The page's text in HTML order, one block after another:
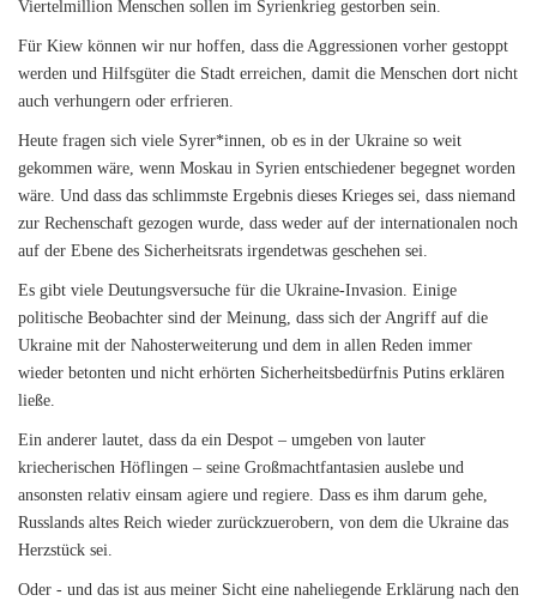
Viertelmillion Menschen sollen im Syrienkrieg gestorben sein.
Für Kiew können wir nur hoffen, dass die Aggressionen vorher gestoppt
werden und Hilfsgüter die Stadt erreichen, damit die Menschen dort nicht
auch verhungern oder erfrieren.
Heute fragen sich viele Syrer*innen, ob es in der Ukraine so weit
gekommen wäre, wenn Moskau in Syrien entschiedener begegnet worden
wäre. Und dass das schlimmste Ergebnis dieses Krieges sei, dass niemand
zur Rechenschaft gezogen wurde, dass weder auf der internationalen noch
auf der Ebene des Sicherheitsrats irgendetwas geschehen sei.
Es gibt viele Deutungsversuche für die Ukraine-Invasion. Einige
politische Beobachter sind der Meinung, dass sich der Angriff auf die
Ukraine mit der Nahosterweiterung und dem in allen Reden immer
wieder betonten und nicht erhörten Sicherheitsbedürfnis Putins erklären
ließe.
Ein anderer lautet, dass da ein Despot – umgeben von lauter
kriecherischen Höflingen – seine Großmachtfantasien auslebe und
ansonsten relativ einsam agiere und regiere. Dass es ihm darum gehe,
Russlands altes Reich wieder zurückzuerobern, von dem die Ukraine das
Herzstück sei.
Oder - und das ist aus meiner Sicht eine naheliegende Erklärung nach den